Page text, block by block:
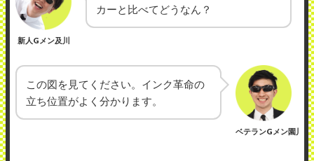
新人Gメン及川
カーと比べてどうなん？
この図を見てください。インク革命の
立ち位置がよく分かります。
ベテランGメン園川